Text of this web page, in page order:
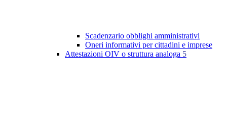
Scadenzario obblighi amministrativi
Oneri informativi per cittadini e imprese
Attestazioni OIV o struttura analoga 5